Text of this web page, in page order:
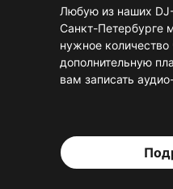
Любую из наших
Санкт-Петербурге
нужное количество
дополнительную
вам записать